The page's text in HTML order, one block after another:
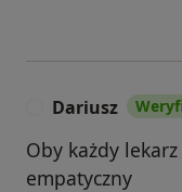
Dariusz
Oby każdy
empatyczny